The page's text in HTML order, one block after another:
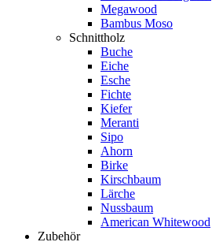
Megawood
Bambus Moso
Schnittholz
Buche
Eiche
Esche
Fichte
Kiefer
Meranti
Sipo
Ahorn
Birke
Kirschbaum
Lärche
Nussbaum
American Whitewood
Zubehör